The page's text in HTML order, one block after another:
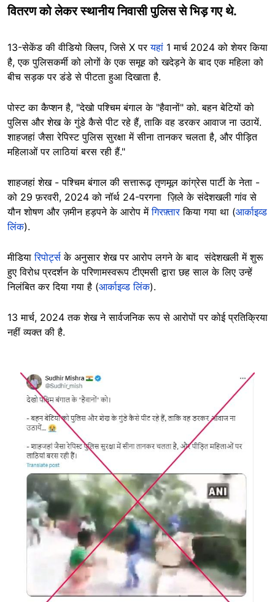
वितरण को लेकर स्थानीय निवासी पुलिस से भिड़ गए थे.
13-सेकेंड की वीडियो क्लिप, जिसे X परयहां 1 मार्च 2024 को शेयर किया
है, एक पुलिसकर्मी को लोगों के एक समूह को खदेड़ने के बाद एक महिला को
बीच सड़क पर डंडे से पीटता हुआ दिखाता है.
पोस्ट का कैप्शन है, "देखो पश्चिम बंगाल के "हैवानों" को. बहन बेटियों को
पुलिस और शेख के गुंडे कैसे पीट रहे हैं, ताकि वह डरकर आवाज ना उठायें.
शाहजहां जैसा रेपिस्ट पुलिस सुरक्षा में सीना तानकर चलता है, और पीड़ित
महिलाओं पर लाठियां बरस रही हैं."
शाहजहां शेख - पश्चिम बंगाल की सत्तारूढ़ तृणमूल कांग्रेस पार्टी के नेता -
को 29 फ़रवरी, 2024 को नॉर्थ 24-परगना ज़िले के संदेशखली गांव से
यौन शोषण और ज़मीन हड़पने के आरोप मेंगिरफ़्तारकिया गया था (आर्काइव्ड
लिंक).
मीडियारिपोर्ट्सके अनुसार शेख पर आरोप लगने के बाद संदेशखली में शुरू
हुए विरोध प्रदर्शन के परिणामस्वरूप टीएमसी द्वारा छह साल के लिए उन्हें
निलंबित कर दिया गया है (आर्काइव्ड लिंक).
13 मार्च, 2024 तक शेख ने सार्वजनिक रूप से आरोपों पर कोई प्रतिक्रिया
नहीं व्यक्त की है.
Image